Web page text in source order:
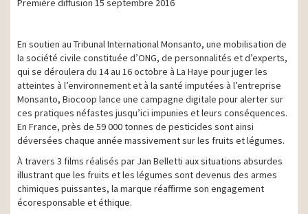
Première diffusion 15 septembre 2016
En soutien au Tribunal International Monsanto, une mobilisation de
la société civile constituée d’ONG, de personnalités et d’experts,
qui se déroulera du 14 au 16 octobre à La Haye pour juger les
atteintes à l’environnement et à la santé imputées à l’entreprise
Monsanto, Biocoop lance une campagne digitale pour alerter sur
ces pratiques néfastes jusqu’ici impunies et leurs conséquences.
En France, près de 59 000 tonnes de pesticides sont ainsi
déversées chaque année massivement sur les fruits et légumes.
À travers 3 films réalisés par Jan Belletti aux situations absurdes
illustrant que les fruits et les légumes sont devenus des armes
chimiques puissantes, la marque réaffirme son engagement
écoresponsable et éthique.